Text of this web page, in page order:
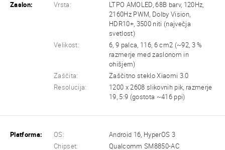
Zaslon: Vrsta:
LTPO AMOLED, 68B barv, 120Hz,
2160Hz PWM, Dolby Vision,
HDR10+, 3500 niti (največja
svetlost)
Velikost:
6, 9 palca, 116, 6 cm2 (~92, 3 %
razmerje med zaslonom in
ohišjem)
Zaščita:
Zaščitno steklo Xiaomi 3.0
Resolucija:
1200 x 2608 slikovnih pik, razmerje
19, 5:9 (gostota ~416 ppi)
Platforma: OS:
Android 16, HyperOS 3
Chipset:
Qualcomm SM8850-AC